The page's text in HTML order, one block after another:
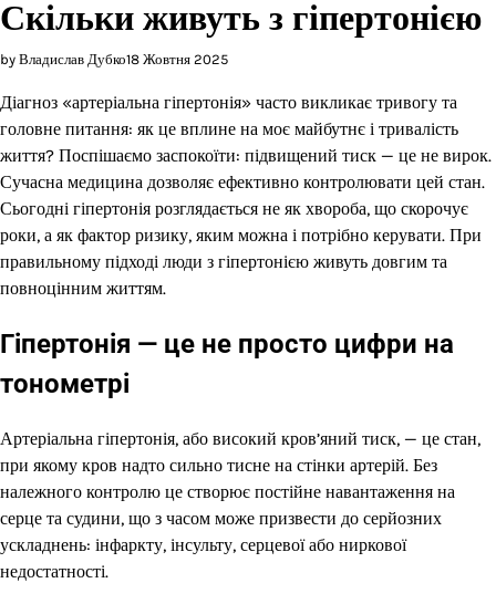
Скільки живуть з гіпертонією
by Владислав Дубко18 Жовтня 2025
Діагноз «артеріальна гіпертонія» часто викликає тривогу та
головне питання: як це вплине на моє майбутнє і тривалість
життя? Поспішаємо заспокоїти: підвищений тиск — це не вирок.
Сучасна медицина дозволяє ефективно контролювати цей стан.
Сьогодні гіпертонія розглядається не як хвороба, що скорочує
роки, а як фактор ризику, яким можна і потрібно керувати. При
правильному підході люди з гіпертонією живуть довгим та
повноцінним життям.
Гіпертонія — це не просто цифри на
тонометрі
Артеріальна гіпертонія, або високий кров’яний тиск, — це стан,
при якому кров надто сильно тисне на стінки артерій. Без
належного контролю це створює постійне навантаження на
серце та судини, що з часом може призвести до серйозних
ускладнень: інфаркту, інсульту, серцевої або ниркової
недостатності.